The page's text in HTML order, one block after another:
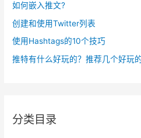
如何嵌入推文?
创建和使用Twitter列表
使用Hashtags的10个技巧
推特有什么好玩的？推荐几个好玩
分类目录